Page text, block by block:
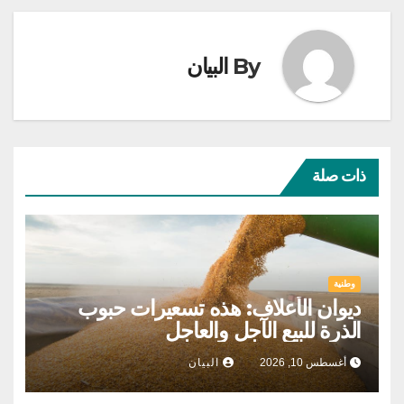
By البيان
ذات صلة
وطنية
ديوان الأعلاف: هذه تسعيرات حبوب
الذرة للبيع الآجل والعاجل
أغسطس 10, 2026 البيان